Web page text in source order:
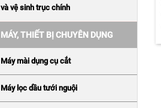
và vệ sinh trục chính
MÁY, THIẾT BỊ CHUYÊN DỤNG
Máy mài dụng cụ cắt
Máy lọc dầu tưới nguội